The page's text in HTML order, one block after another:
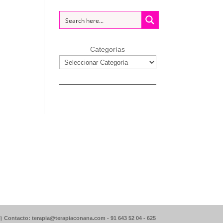
Categorías
Contacto: terapia@terapiaconana.com - 91 643 52 04 - 625